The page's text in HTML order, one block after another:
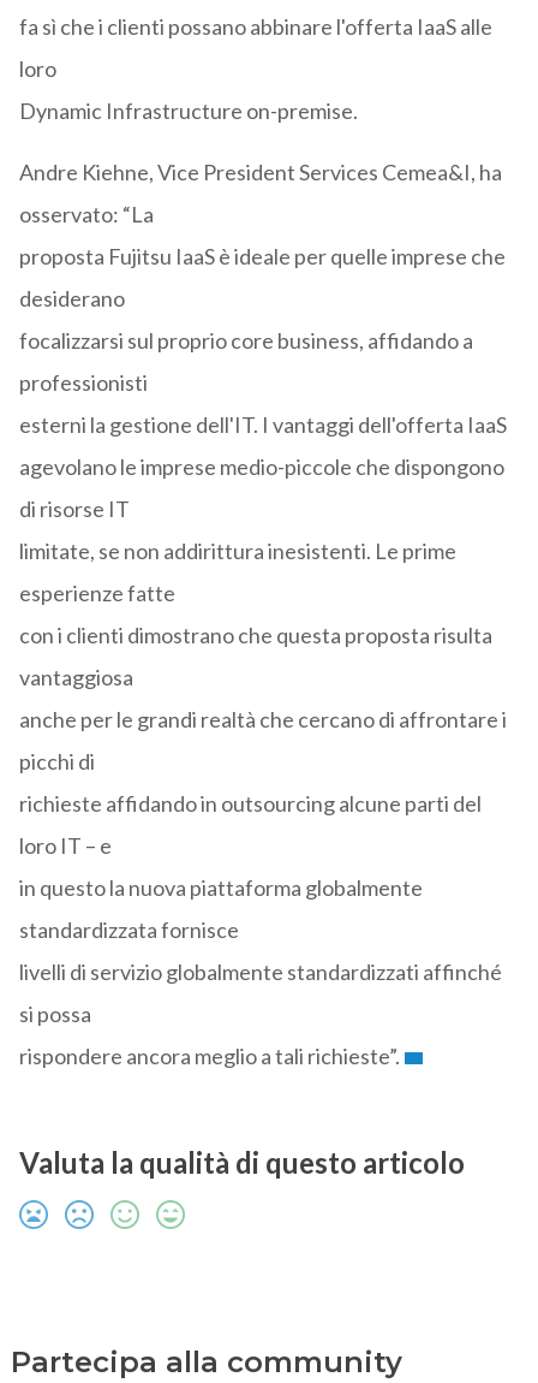
fa sì che i clienti possano abbinare l'offerta IaaS alle
loro
Dynamic Infrastructure on-premise.
Andre Kiehne, Vice President Services Cemea&I, ha
osservato: “La
proposta Fujitsu IaaS è ideale per quelle imprese che
desiderano
focalizzarsi sul proprio core business, affidando a
professionisti
esterni la gestione dell'IT. I vantaggi dell'offerta IaaS
agevolano le imprese medio-piccole che dispongono
di risorse IT
limitate, se non addirittura inesistenti. Le prime
esperienze fatte
con i clienti dimostrano che questa proposta risulta
vantaggiosa
anche per le grandi realtà che cercano di affrontare i
picchi di
richieste affidando in outsourcing alcune parti del
loro IT – e
in questo la nuova piattaforma globalmente
standardizzata fornisce
livelli di servizio globalmente standardizzati affinché
si possa
rispondere ancora meglio a tali richieste”.
Valuta la qualità di questo articolo
Partecipa alla community